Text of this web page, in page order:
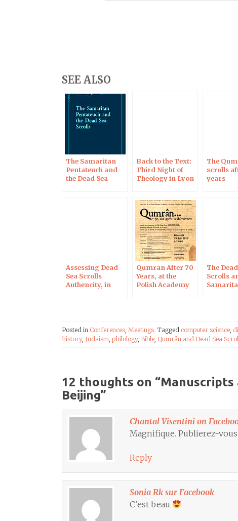
SEE ALSO
The Samaritan
Pentateuch and
the Dead Sea
Back to the Text:
Third Night of
Theology in Lyon
The
scrolls
years
Assessing Dead
Sea Scrolls
Authencity, in
Qumran After 70
Years, at the
Polish Academy
The
Scrolls
Posted in Conferences Meetings Tagged computer science
history, Judaism philology, Bible Qumrân and Dead Sea
12 thoughts on “
Beijing”
Chantal Visentini on
Magnifique. Publierez-
Reply
Sonia Rk sur Facebook
C’est beau